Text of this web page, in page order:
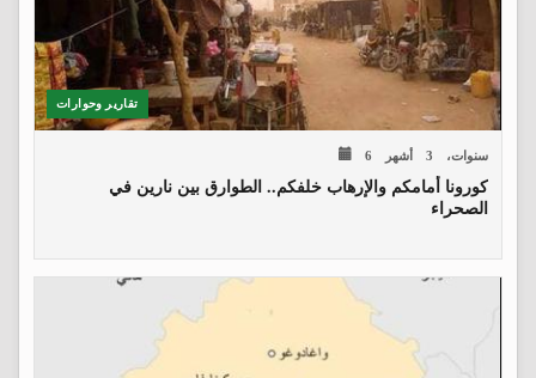
تقارير وحوارات
6 سنوات، 3 أشهر
كورونا أمامكم والإرهاب خلفكم.. الطوارق بين نارين في
الصحراء